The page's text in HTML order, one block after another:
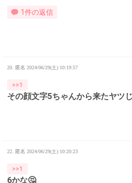
1件の返信
20. 匿名 2024/06/29(土) 10:19:57
>>1
その顔文字5ちゃんから来たヤツ
22. 匿名 2024/06/29(土) 10:20:23
>>1
6かな🤔